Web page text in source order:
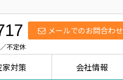
メールでのお問合わせ
不定休
家対策 会社情報